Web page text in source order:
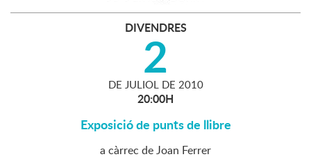
DIVENDRES
2
DE JULIOL DE 2010
20:00H
Exposició de punts de llibre
a càrrec de Joan Ferrer